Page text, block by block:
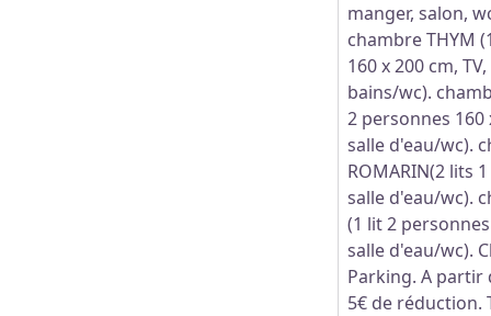
manger, salon,
chambre THYM
160 x 200 cm,
bains/wc).
2 personnes 160
salle d'eau/wc).
ROMARIN(2 lits
salle d'eau/wc).
(1 lit 2
salle d'eau/wc).
Parking. A partir
5€ de réduction.